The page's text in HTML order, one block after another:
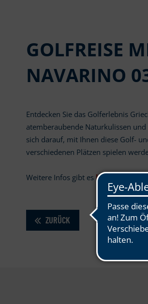
GOLFREISE
NAVARINO
Entdecken Sie das Golferlebnis
atemberaubende Naturkulissen
sich darauf, mit Ihnen diese Golf-
verschiedenen Plätzen spielen
Weitere Infos gibt es hier
ZURÜCK